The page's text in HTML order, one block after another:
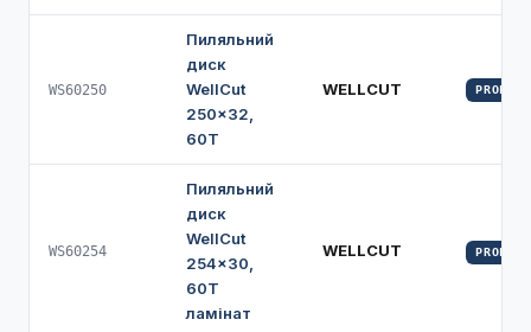
WS60250
Пиляльний
диск
WellCut
250×32,
60Т
WELLCUT PROFI
WS60254
Пиляльний
диск
WellCut
254×30,
60Т
ламінат
WELLCUT PROFI